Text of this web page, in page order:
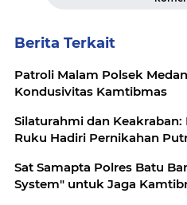
Berita Terkait
Patroli Malam Polsek
Kondusivitas Kamtibmas
Silaturahmi dan Keakraban:
Ruku Hadiri Pernikahan
Sat Samapta Polres Batu
System" untuk Jaga